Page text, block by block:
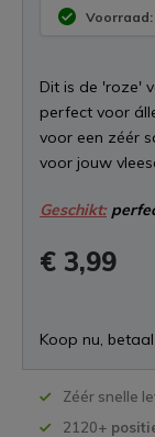
Voorraad:
Dit is de 'roze'
perfect voor
voor een zéér
voor jouw
Geschikt:
€ 3,99
Koop nu,
Zéér snelle
2120+